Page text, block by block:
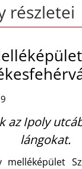
részletei
az Ipoly
lángokat.
melléképület